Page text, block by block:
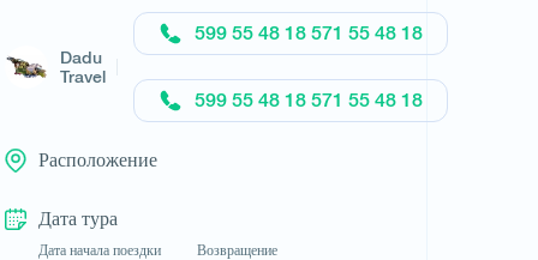
Запросить тур
Dadu
Travel
599 55 48 18 571 55 48 18
599 55 48 18 571 55 48 18
Расположение
Дата тура
Дата начала поездки Возвращение